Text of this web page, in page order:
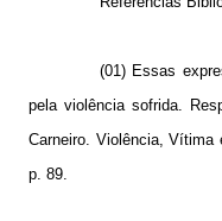
(01) Essas
pela violência sofrida.
Carneiro. Violência, Vítima
p. 89.